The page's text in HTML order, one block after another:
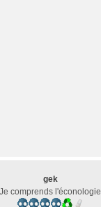
gek
Je comprends l'éconologie